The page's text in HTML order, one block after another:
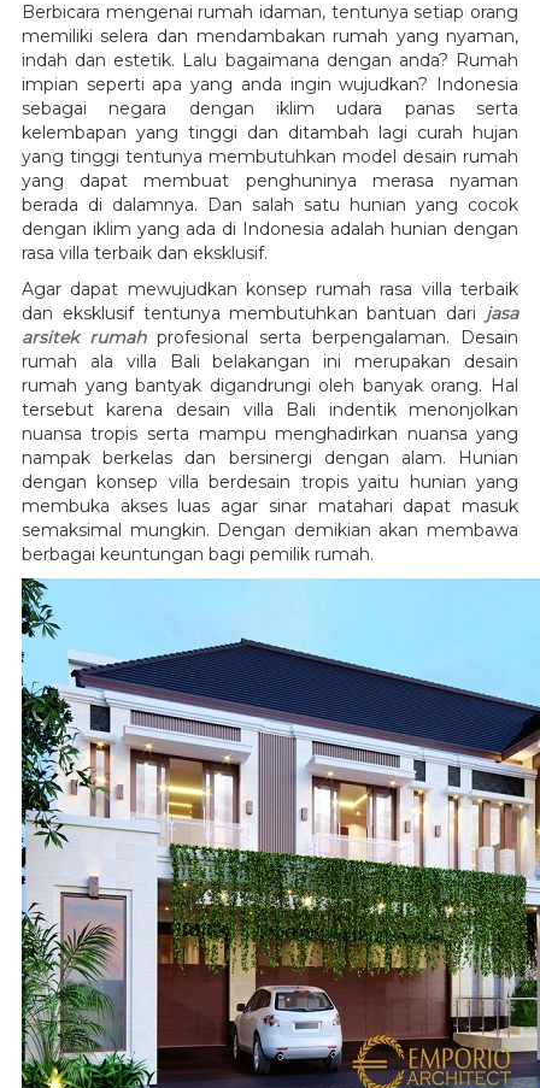
Berbicara mengenai rumah idaman, tentunya setiap orang
memiliki selera dan mendambakan rumah yang nyaman,
indah dan estetik. Lalu bagaimana dengan anda? Rumah
impian seperti apa yang anda ingin wujudkan? Indonesia
sebagai negara dengan iklim udara panas serta
kelembapan yang tinggi dan ditambah lagi curah hujan
yang tinggi tentunya membutuhkan model desain rumah
yang dapat membuat penghuninya merasa nyaman
berada di dalamnya. Dan salah satu hunian yang cocok
dengan iklim yang ada di Indonesia adalah hunian dengan
rasa villa terbaik dan eksklusif.
Agar dapat mewujudkan konsep rumah rasa villa terbaik
dan eksklusif tentunya membutuhkan bantuan dari jasa
arsitek rumahprofesional serta berpengalaman. Desain
rumah ala villa Bali belakangan ini merupakan desain
rumah yang bantyak digandrungi oleh banyak orang. Hal
tersebut karena desain villa Bali indentik menonjolkan
nuansa tropis serta mampu menghadirkan nuansa yang
nampak berkelas dan bersinergi dengan alam. Hunian
dengan konsep villa berdesain tropis yaitu hunian yang
membuka akses luas agar sinar matahari dapat masuk
semaksimal mungkin. Dengan demikian akan membawa
berbagai keuntungan bagi pemilik rumah.